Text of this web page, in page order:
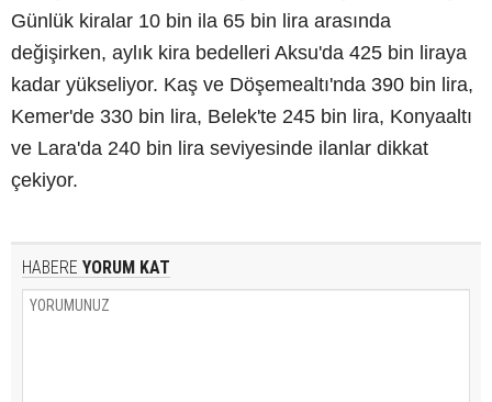
Günlük kiralar 10 bin ila 65 bin lira arasında
değişirken, aylık kira bedelleri Aksu'da 425 bin liraya
kadar yükseliyor. Kaş ve Döşemealtı'nda 390 bin lira,
Kemer'de 330 bin lira, Belek'te 245 bin lira, Konyaaltı
ve Lara'da 240 bin lira seviyesinde ilanlar dikkat
çekiyor.
HABERE YORUM KAT